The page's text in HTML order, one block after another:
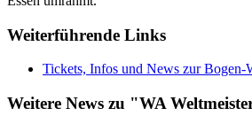
Weiterführende Links
Tickets, Infos und News zur
Weitere News zu "WA